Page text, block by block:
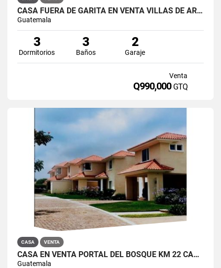
CASA FUERA DE GARITA EN VENTA VILLAS DE ARRAZOLA KM 19
Guatemala
3
Dormitorios
3
Baños
2
Garaje
Venta
Q990,000 GTQ
CASA VENTA
CASA EN VENTA PORTAL DEL BOSQUE KM 22 CARRETERA A EL SALVADOR
Guatemala